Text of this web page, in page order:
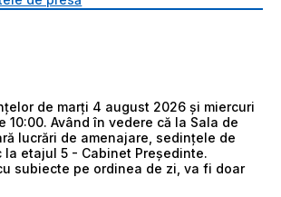
de marți 4 august 2026 și miercuri
10:00. Având în vedere că la Sala de
lucrări de amenajare, sedințele de
la etajul 5 - Cabinet Președinte.
subiecte pe ordinea de zi, va fi doar